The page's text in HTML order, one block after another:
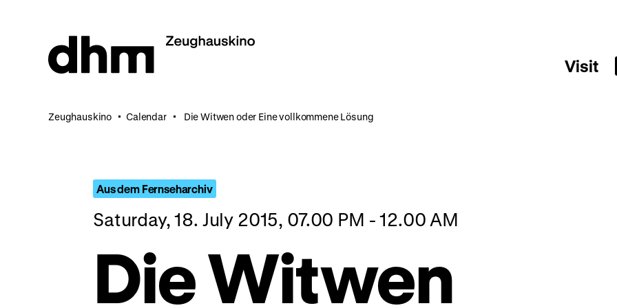
Visit
Zeughauskino Calendar Die Witwen oder Eine vollkommene Lösung
Aus dem Fernseharchiv
Saturday, 18. July 2015, 07.00 PM - 12.00 AM
Die Witwen